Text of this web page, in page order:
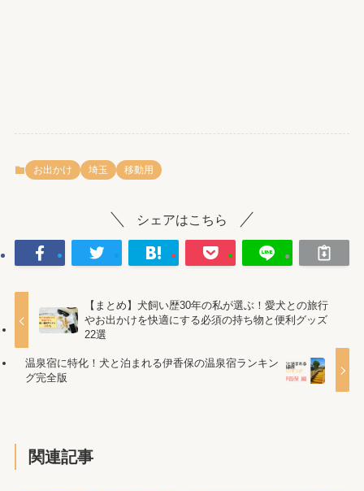
お出かけ 埼玉 移動用
シェアはこちら
【まとめ】犬飼い歴30年の私が選ぶ！愛犬との旅行
やお出かけを快適にする必須の持ち物と便利グッズ
22選
温泉宿に特化！犬と泊まれる伊香保の温泉宿ランキン
グ完全版
関連記事